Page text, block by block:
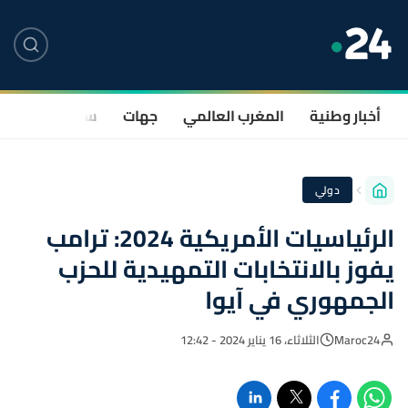
أخبار وطنية المغرب العالمي جهات سياسة
دولي
الرئياسيات الأمريكية 2024: ترامب
يفوز بالانتخابات التمهيدية للحزب
الجمهوري في آيوا
Maroc24 الثلاثاء، 16 يناير 2024 - 12:42